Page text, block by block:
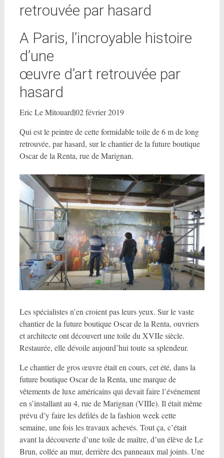
retrouvée par hasard
A Paris, l’incroyable histoire
d’une
œuvre d’art retrouvée par
hasard
Eric Le Mitouard|02 février 2019
Qui est le peintre de cette formidable toile de 6 m de long
retrouvée, par hasard, sur le chantier de la future boutique
Oscar de la Renta, rue de Marignan.
Les spécialistes n’en croient pas leurs yeux. Sur le vaste
chantier de la future boutique Oscar de la Renta, ouvriers
et architecte ont découvert une toile du XVIIe siècle.
Restaurée, elle dévoile aujourd’hui toute sa splendeur.
Le chantier de gros œuvre était en cours, cet été, dans la
future boutique Oscar de la Renta, une marque de
vêtements de luxe américains qui devait faire l’événement
en s’installant au 4, rue de Marignan (VIIIe). Il était même
prévu d’y faire les défilés de la fashion week cette
semaine, une fois les travaux achevés. Tout ça, c’était
avant la découverte d’une toile de maître, d’un élève de Le
Brun, collée au mur, derrière des panneaux mal joints. Une